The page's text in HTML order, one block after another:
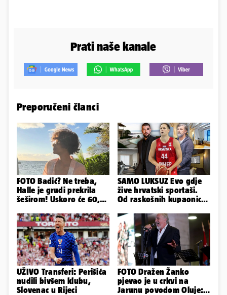
Prati naše kanale
Preporučeni članci
FOTO Badić? Ne treba,
Halle je grudi prekrila
šeširom! Uskoro će 60,
SAMO LUKSUZ Evo gdje
žive hrvatski sportaši.
Od raskošnih kupaonica
UŽIVO Transferi: Perišića
nudili bivšem klubu,
Slovenac u Rijeci
FOTO Dražen Žanko
pjevao je u crkvi na
Jarunu povodom Oluje: